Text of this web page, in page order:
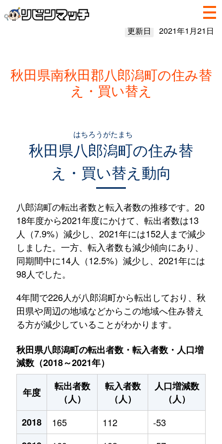
更新日 2021年1月21日
秋田県南秋田郡八郎潟町の住み替
え・買い替え
秋田県八郎潟町
はちろうがたまち
の住み替
え・買い替え動向
八郎潟町の転出者数と転入者数の推移です。20
18年度から2021年度にかけて、転出者数は13
人（7.9%）減少し、2021年には152人まで減少
しました。一方、転入者数も減少傾向にあり、
同期間中に14人（12.5%）減少し、2021年には
98人でした。
4年間で226人が八郎潟町から転出しており、秋
田県や周辺の地域などからこの地域へ住み替え
る方が減少していることがわかります。
秋田県八郎潟町の転出者数・転入者数・人口増
減数（2018～2021年）
年度
転出者数
（人）
転入者数
（人）
人口増減数
（人）
2018
165 112
-53